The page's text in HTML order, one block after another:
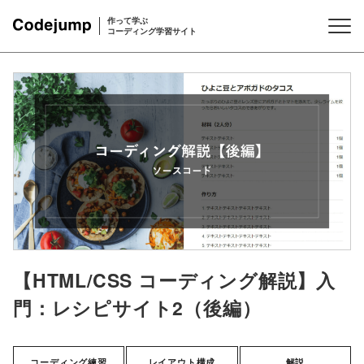
作って学ぶ
コーディング学習サイト
【HTML/CSS コーディング解説】入
門：レシピサイト2（後編）